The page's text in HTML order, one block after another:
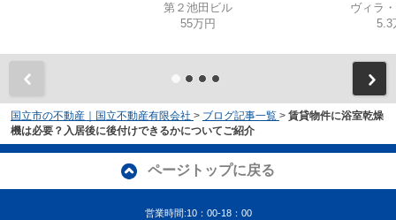
第２池田ビル
55万円
ヴィラ
5.3
国立市の不動産｜国立不動産有限会社 > ブログ記事一覧 > 賃貸物件に浴室乾燥
機は必要？入居後に後付けできるかについてご紹介
ページトップに戻る
営業時間:10：00-18：00